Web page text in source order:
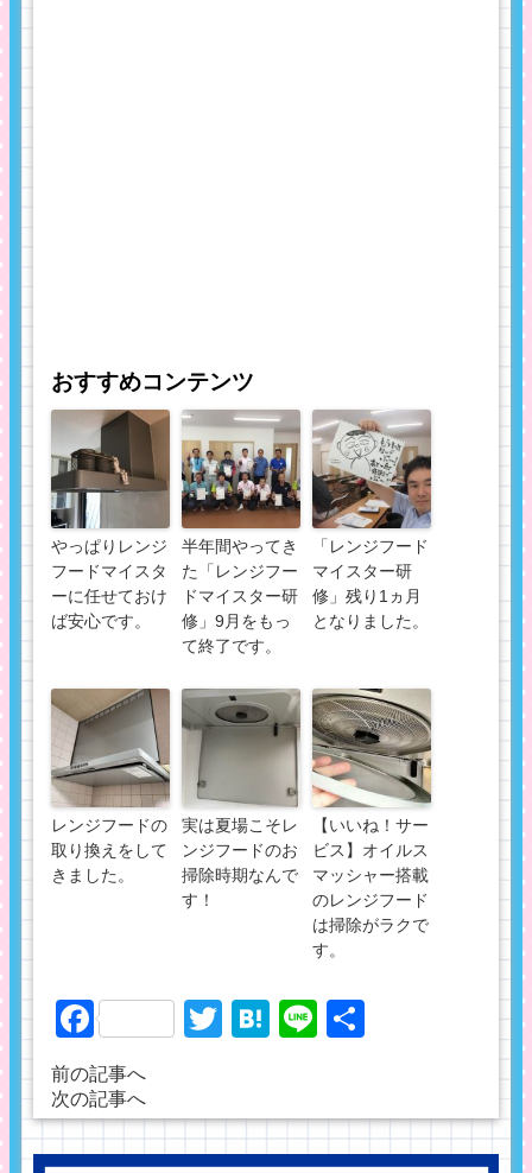
おすすめコンテンツ
やっぱりレンジ
フードマイスタ
ーに任せておけ
ば安心です。
半年間やってき
た「レンジフー
ドマイスター研
修」9月をもっ
て終了です。
「レンジフード
マイスター研
修」残り1ヵ月
となりました。
レンジフードの
取り換えをして
きました。
実は夏場こそレ
ンジフードのお
掃除時期なんで
す！
【いいね！サー
ビス】オイルス
マッシャー搭載
のレンジフード
は掃除がラクで
す。
FacebookTwitter
Hatena
Line
前の記事へ
次の記事へ